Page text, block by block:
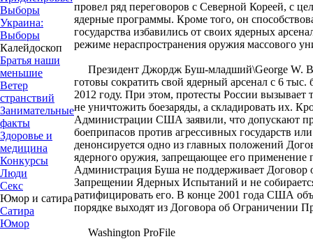
Выборы
Украина:
Выборы
Калейдоскоп
Братья наши
меньшие
Ветер
странствий
Занимательные
факты
Здоровье и
медицина
Конкурсы
Люди
Секс
Юмор и сатира
Сатира
Юмор
провел ряд переговоров с Северной Кореей, с
ядерные программы. Кроме того, он
государства избавились от своих ядерных
режиме нераспространения оружия массового
Президент Джордж Буш-младший\George W.
готовы сократить свой ядерный арсенал с 6 тыс.
2012 году. При этом, протесты России
не уничтожить боезаряды, а складировать их.
Администрации США заявили, что допускают
боеприпасов против агрессивных государств
денонсируется одно из главных положений
ядерного оружия, запрещающее его применение
Администрация Буша не поддерживает
Запрещении Ядерных Испытаний и не
ратифицировать его. В конце 2001 года США
порядке выходят из Договора об Ограничении
Washington ProFile